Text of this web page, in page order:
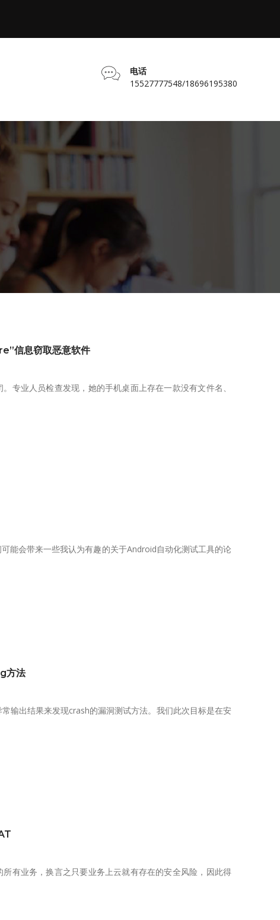
电话
15527777548/18696195380
信息窃取恶意软件
专业人员检查发现，她的手机桌面上存在一款没有文件名、
能会带来一些我认为有趣的关于Android自动化测试工具的论
方法
输出结果来发现crash的漏洞测试方法。我们此次目标是在安
有业务，换言之只要业务上云就有存在的安全风险，因此得